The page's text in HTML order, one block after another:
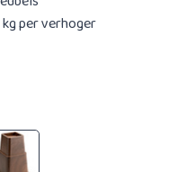
per verhoger